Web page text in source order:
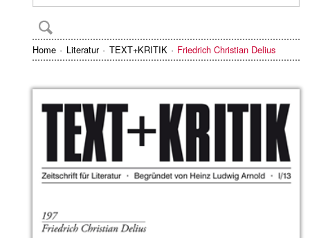
Home Literatur TEXT+KRITIK Friedrich Christian Delius